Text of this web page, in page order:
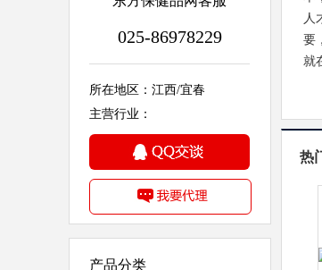
025-86978229
所在地区：江西/宜春
主营行业：
产品分类
人
要
就
热